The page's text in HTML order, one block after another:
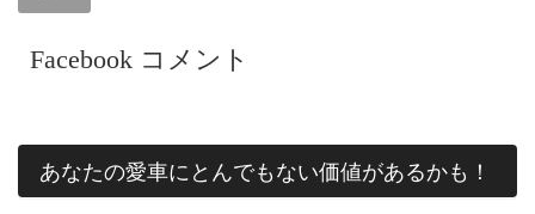
Facebook コメント
あなたの愛車にとんでもない価値があるかも！